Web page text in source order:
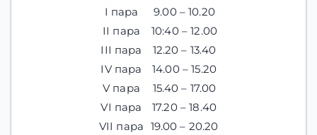
I пара
9.00 – 10.20
ІІ пара
10:40 – 12.00
ІІІ пара
12.20 – 13.40
ІV пара
14.00 – 15.20
V пара
15.40 – 17.00
VІ пара
17.20 – 18.40
VII пара 19.00 – 20.20